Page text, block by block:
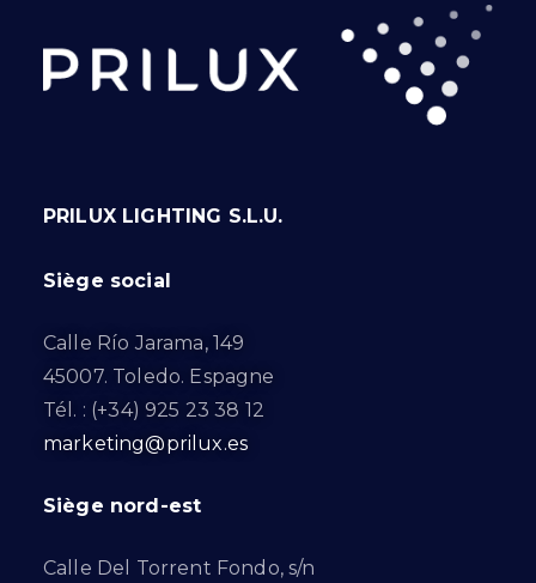
PRILUX LIGHTING S.L.U.
Siège social
Calle Río Jarama, 149
45007. Toledo. Espagne
Tél. : (+34) 925 23 38 12
marketing@prilux.es
Siège nord-est
Calle Del Torrent Fondo, s/n